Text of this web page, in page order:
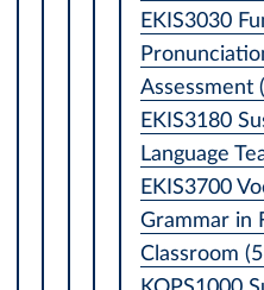
EKIS3030
Assessment
EKIS3180
Language
EKIS3700
Grammar in
Classroom